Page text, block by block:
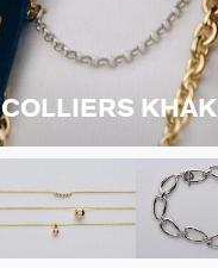
COLLIERS KHAKI